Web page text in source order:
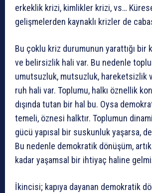
erkeklik krizi, kimlikler krizi, vs…
gelişmelerden kaynaklı krizler de
Bu çoklu kriz durumunun yarattığı bir
ve belirsizlik hali var. Bu nedenle
umutsuzluk, mutsuzluk, hareketsizlik
ruh hali var. Toplumu, halkı öznellik
dışında tutan bir hal bu. Oysa
temeli, öznesi halktır. Toplumun
gücü yapısal bir suskunluk yaşarsa,
Bu nedenle demokratik dönüşüm,
kadar yaşamsal bir ihtiyaç haline
İkincisi; kapıya dayanan demokratik